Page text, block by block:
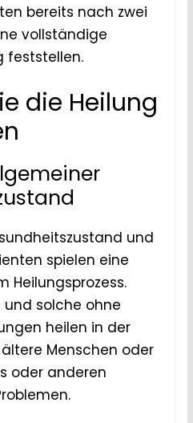
bereits nach zwei
vollständige
feststellen.
die Heilung
und
spielen eine
Heilungsprozess.
und solche ohne
heilen in der
Menschen oder
oder anderen